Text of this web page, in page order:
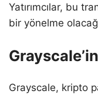
Yatırımcılar, bu
bir yönelme
Grayscale, kripto